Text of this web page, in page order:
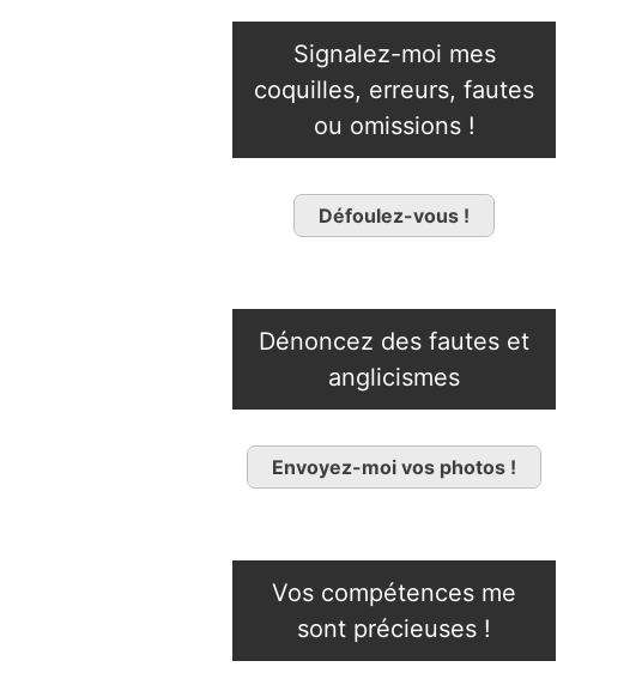
Signalez-moi mes
coquilles, erreurs, fautes
ou omissions !
Défoulez-vous !
Dénoncez des fautes et
anglicismes
Envoyez-moi vos photos !
Vos compétences me
sont précieuses !